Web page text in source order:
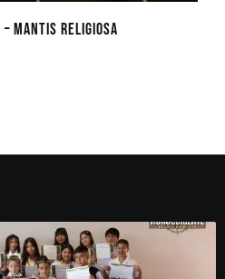
Mantis Religiosa